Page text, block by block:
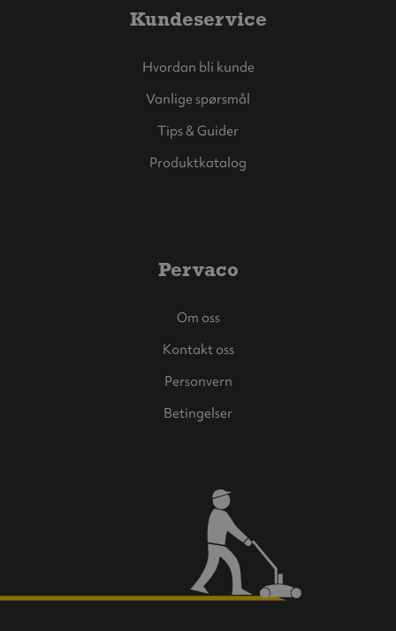
Kundeservice
Hvordan bli kunde
Vanlige spørsmål
Tips & Guider
Produktkatalog
Pervaco
Om oss
Kontakt oss
Personvern
Betingelser